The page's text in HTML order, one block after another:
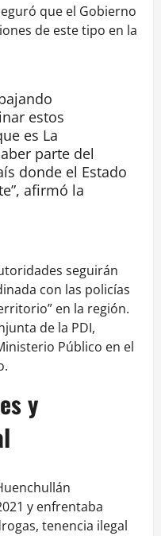
que el Gobierno
de este tipo en la
estos
es La
parte del
donde el Estado
afirmó la
seguirán
con las policías
en la región.
de la PDI,
Público en el
y
y enfrentaba
tenencia ilegal